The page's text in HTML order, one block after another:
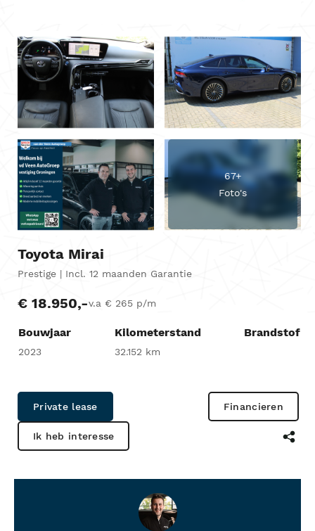
Toyota Mirai
Prestige | Incl. 12 maanden Garantie
€ 18.950,-v.a € 265 p/m
Bouwjaar
2023
Kilometerstand
32.152 km
Brandstof
Private lease Financieren
Ik heb interesse
67+
Foto's